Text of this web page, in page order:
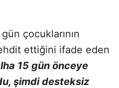
çocuklarının
ettiğini ifade eden
15 gün önceye
şimdi desteksiz